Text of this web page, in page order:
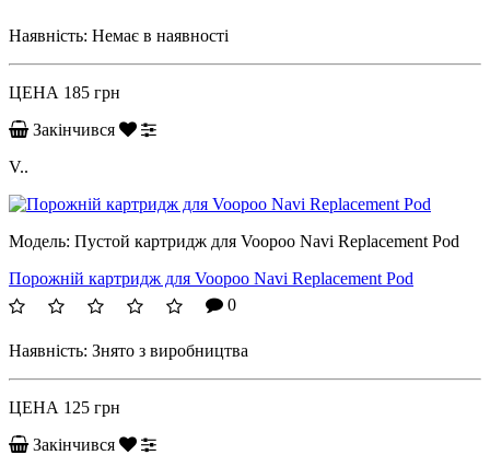
Наявність: Немає в наявності
ЦЕНА 185 грн
Закінчився
V..
Модель: Пустой картридж для Voopoo Navi Replacement Pod
Порожній картридж для Voopoo Navi Replacement Pod
0
Наявність: Знято з виробництва
ЦЕНА 125 грн
Закінчився